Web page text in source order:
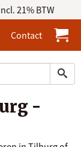
21% BTW
Contact
-